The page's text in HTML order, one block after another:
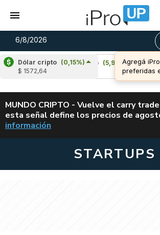
6/8/2026
Dólar cripto (0,15%)
$ 1572,64
Cardano (5,93%)
ALERTA
MUNDO CRIPTO - Vuelve el carry
esta señal define los precios de
información
STARTUPS